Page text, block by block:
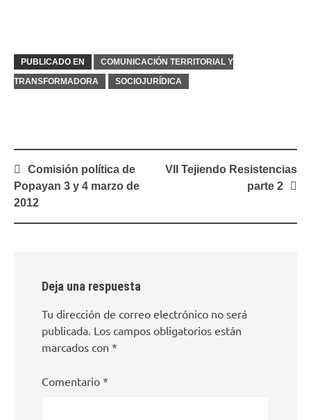
PUBLICADO EN
COMUNICACIÓN TERRITORIAL Y
TRANSFORMADORA
SOCIOJURÍDICA
Navegación
de
entradas
Comisión política de
Popayan 3 y 4 marzo de
2012
VII Tejiendo Resistencias
parte 2
Deja una respuesta
Tu dirección de correo electrónico no será
publicada. Los campos obligatorios están
marcados con *
Comentario *